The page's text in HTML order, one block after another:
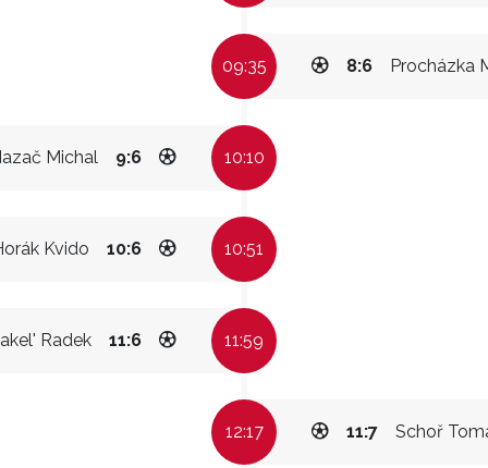
09:35 Procházka
8:6
Michal 9:6 10:10
Kvido 10:6 10:51
Radek 11:6 11:59
12:17 Schoř
11:7